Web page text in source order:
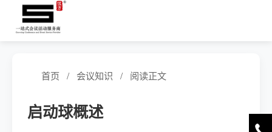
首页 / 会议知识 / 阅读正文
启动球概述